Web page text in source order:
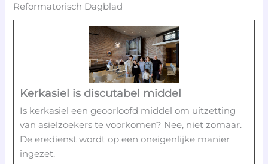
Reformatorisch Dagblad
Kerkasiel is discutabel middel
Is kerkasiel een geoorloofd middel om uitzetting
van asielzoekers te voorkomen? Nee, niet zomaar.
De eredienst wordt op een oneigenlijke manier
ingezet.